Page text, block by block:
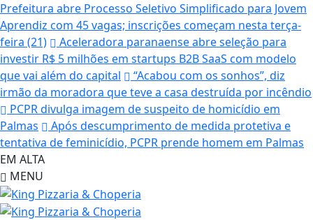
Prefeitura abre Processo Seletivo Simplificado para Jovem
Aprendiz com 45 vagas; inscrições começam nesta terça-
feira (21)
Aceleradora paranaense abre seleção para
investir R$ 5 milhões em startups B2B SaaS com modelo
que vai além do capital
“Acabou com os sonhos”, diz
irmão da moradora que teve a casa destruída por incêndio
PCPR divulga imagem de suspeito de homicídio em
Palmas
Após descumprimento de medida protetiva e
tentativa de feminicídio, PCPR prende homem em Palmas
EM ALTA
MENU